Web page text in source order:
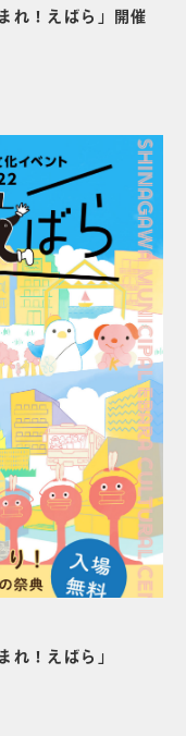
れ！えばら」開催
れ！えばら」